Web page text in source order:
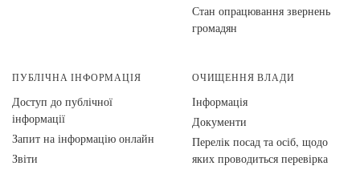
Стан опрацювання звернень
громадян
ПУБЛІЧНА ІНФОРМАЦІЯ
Доступ до публічної
інформації
Запит на інформацію онлайн
Звіти
ОЧИЩЕННЯ ВЛАДИ
Інформація
Документи
Перелік посад та осіб, щодо
яких проводиться перевірка